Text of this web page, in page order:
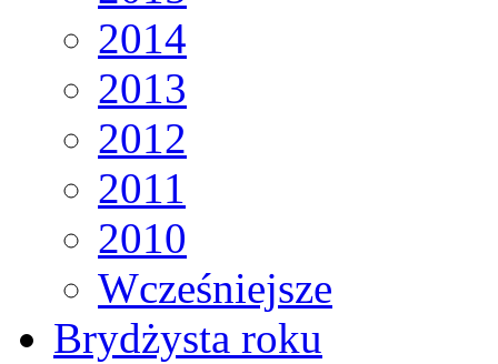
2014
2013
2012
2011
2010
Wcześniejsze
Brydżysta roku